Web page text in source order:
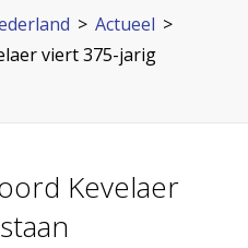
> Actueel >
viert 375-jarig
Kevelaer